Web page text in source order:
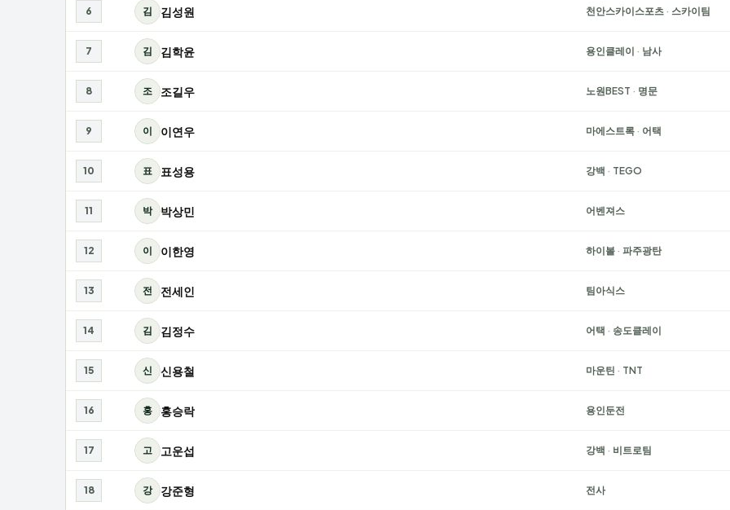
6 김 김성원 천안스카이스포츠 · 스카이팀
7 김 김학윤 용인클레이 · 남사
8 조 조길우 노원BEST · 명문
9 이 이연우 마에스트록 · 어택
10 표 표성용 강백 · TEGO
11 박 박상민 어벤져스
12 이 이한영 하이볼 · 파주광탄
13 전 전세인 팀아식스
14 김 김정수 어택 · 송도클레이
15 신 신용철 마운틴 · TNT
16 홍 홍승락 용인둔전
17 고 고운섭 강백 · 비트로팀
18 강 강준형 전사